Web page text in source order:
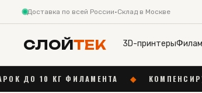
Доставка по всей России·Склад в Москве
СЛОЙТЕК 3D-принтеры
КГ ФИЛАМЕНТА ◆ КОМПЕНСИРУЕМ